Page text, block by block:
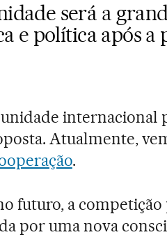
será a
e política após a
internacional
Atualmente,
.
futuro, a
por uma nova